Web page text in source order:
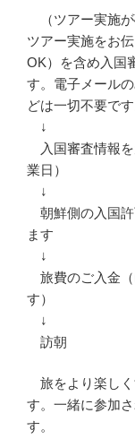
（ツアー実施が
ツアー実施をお
OK）を含め入国
す。電子メール
どは一切不要です
↓
入国審査情報を
業日）
↓
朝鮮側の入国許
ます
↓
旅費のご入金（
す）
↓
訪朝
旅をより楽しく
す。一緒に参加
す。